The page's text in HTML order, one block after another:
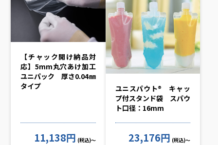
【チャック開け納品対
応】5mm丸穴あけ加工
ユニパック 厚さ0.04㎜
タイプ
11,138円 (税込)～
ユニスパウト® キャッ
プ付スタンド袋 スパウ
ト口径：16mm
23,176円 (税込)～